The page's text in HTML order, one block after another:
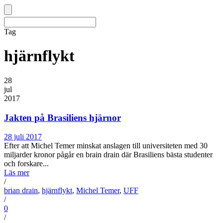
Tag
hjärnflykt
28
jul
2017
Jakten på Brasiliens hjärnor
28 juli 2017
Efter att Michel Temer minskat anslagen till universiteten med 30
miljarder kronor pågår en brain drain där Brasiliens bästa studenter
och forskare...
Läs mer
/
brian drain, hjärnflykt, Michel Temer, UFF
/
0
/